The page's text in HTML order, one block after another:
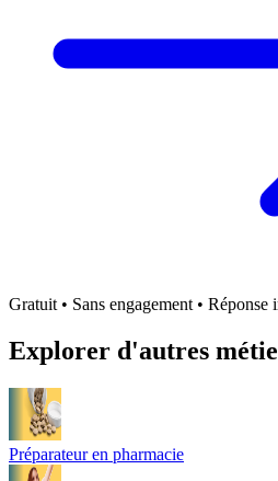
Gratuit • Sans engagement • Réponse
Explorer d'autres
Préparateur en pharmacie